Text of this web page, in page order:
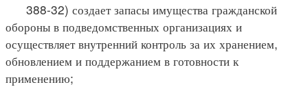
388-32) создает запасы имущества гражданской
обороны в подведомственных организациях и
осуществляет внутренний контроль за их хранением,
обновлением и поддержанием в готовности к
применению;